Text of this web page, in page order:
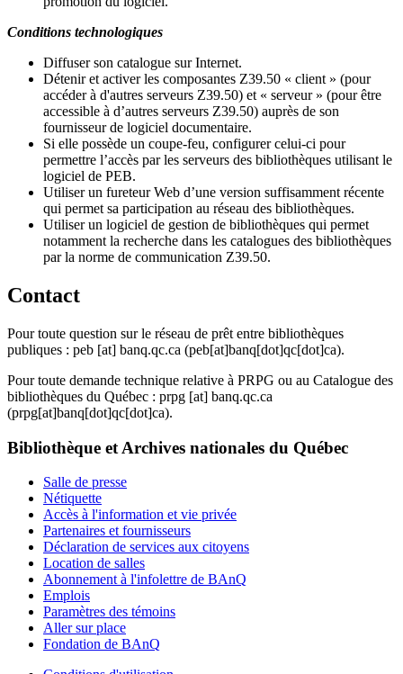
Conditions technologiques
Diffuser son catalogue sur Internet.
Détenir et activer les composantes Z39.50 « client » (pour
accéder à d'autres serveurs Z39.50) et « serveur » (pour être
accessible à d’autres serveurs Z39.50) auprès de son
fournisseur de logiciel documentaire.
Si elle possède un coupe-feu, configurer celui-ci pour
permettre l’accès par les serveurs des bibliothèques utilisant le
logiciel de PEB.
Utiliser un fureteur Web d’une version suffisamment récente
qui permet sa participation au réseau des bibliothèques.
Utiliser un logiciel de gestion de bibliothèques qui permet
notamment la recherche dans les catalogues des bibliothèques
par la norme de communication Z39.50.
Contact
Pour toute question sur le réseau de prêt entre bibliothèques
publiques : peb [at] banq.qc.ca (peb[at]banq[dot]qc[dot]ca).
Pour toute demande technique relative à PRPG ou au Catalogue des
bibliothèques du Québec : prpg [at] banq.qc.ca
(prpg[at]banq[dot]qc[dot]ca).
Bibliothèque et Archives nationales du Québec
Salle de presse
Nétiquette
Accès à l'information et vie privée
Partenaires et fournisseurs
Déclaration de services aux citoyens
Location de salles
Abonnement à l'infolettre de BAnQ
Emplois
Paramètres des témoins
Aller sur place
Fondation de BAnQ